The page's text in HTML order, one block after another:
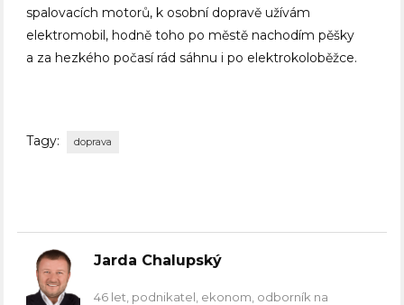
spalovacích motorů, k osobní dopravě užívám
elektromobil, hodně toho po městě nachodím pěšky
a za hezkého počasí rád sáhnu i po elektrokoloběžce.
Tagy: doprava
Jarda Chalupský
46 let, podnikatel, ekonom, odborník na